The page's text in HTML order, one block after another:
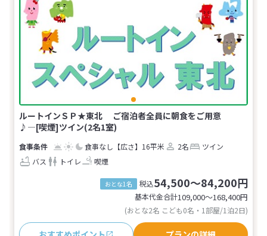
ルートインＳＰ★東北 ご宿泊者全員に朝食をご用意
♪―[喫煙]ツイン(2名1室)
食事なし 【広さ】16平米 2名
ツイン
バス
トイレ 喫煙
おとな1名 税込54,500～84,200円
基本代金合計109,000〜168,400円
(おとな2名 こども0名・1部屋/1泊2日)